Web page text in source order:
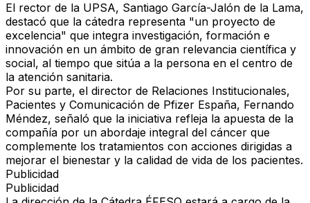
El rector de la UPSA, Santiago García-Jalón de la Lama,
destacó que la cátedra representa "un proyecto de
excelencia" que integra investigación, formación e
innovación en un ámbito de gran relevancia científica y
social, al tiempo que sitúa a la persona en el centro de
la atención sanitaria.
Por su parte, el director de Relaciones Institucionales,
Pacientes y Comunicación de Pfizer España, Fernando
Méndez, señaló que la iniciativa refleja la apuesta de la
compañía por un abordaje integral del cáncer que
complemente los tratamientos con acciones dirigidas a
mejorar el bienestar y la calidad de vida de los pacientes.
Publicidad
Publicidad